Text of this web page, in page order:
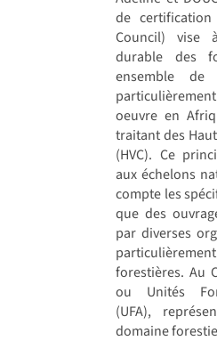
de certification
Council) vise
durable des
ensemble
oeuvre en
traitant des
(HVC). Ce
aux échelons
compte les
que des
par diverses
forestières. Au
ou Unités
(UFA),
domaine